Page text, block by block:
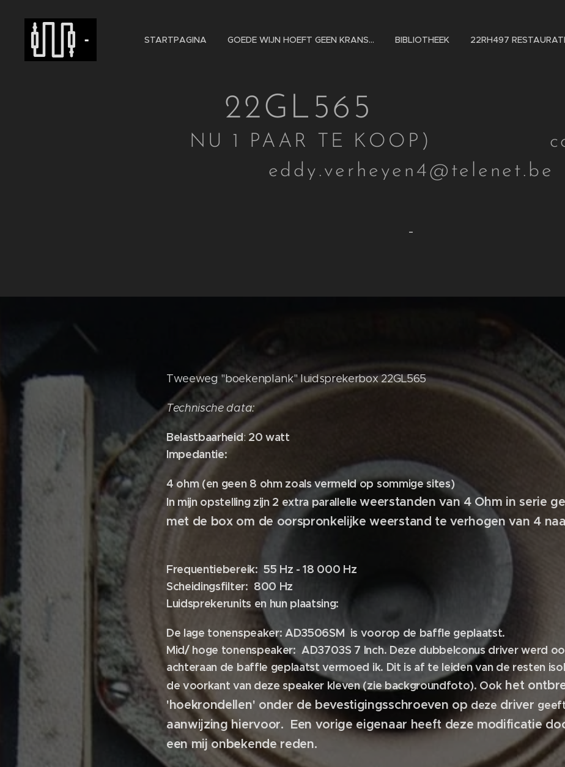
- STARTPAGINA GOEDE WIJN HOEFT GEEN KRANS... BIBLIOTHEEK 22RH497
22GL565
NU 1 PAAR TE KOOP)
eddy.verheyen4@telenet.be
-
Tweeweg "boekenplank" luidsprekerbox 22GL565
Technische data:
Belastbaarheid:20 watt
Impedantie:
4 ohm (en geen 8 ohm zoals vermeld op sommige sites)
In mijn opstelling zijn 2 extra parallelleweerstanden van 4 Ohm in serie
met de box om de oorspronkelijke weerstand te verhogenvan 4
Frequentiebereik: 55 Hz - 18 000 Hz
Scheidingsfilter: 800 Hz
Luidsprekerunits en hun plaatsing:
De lage tonenspeaker: AD3506SM is voorop de baffle geplaatst.
Mid/ hoge tonenspeaker: AD3703S 7 Inch. Deze dubbelconus driver werd
achteraan de baffle geplaatst vermoed ik. Dit is af te leiden van de resten
de voorkant van deze speaker kleven (zie backgroundfoto). Ookhet
'hoekrondellen' onder de bevestigingsschroeven op dezedriver
aanwijzing hiervoor. Een vorige eigenaar heeft deze modificatie
een mij onbekende